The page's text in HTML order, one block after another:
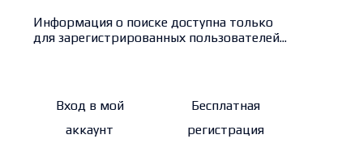
Информация о поиске доступна только
для зарегистрированных пользователей...
Вход в мой
аккаунт
Бесплатная
регистрация